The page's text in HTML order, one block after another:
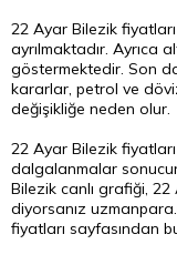
22 Ayar Bilezik
ayrılmaktadır. Ayrıca
göstermektedir. Son
kararlar, petrol ve
değişikliğe neden olur.
22 Ayar Bilezik
dalgalanmalar
Bilezik canlı grafiği, 22
diyorsanız
fiyatları sayfasından